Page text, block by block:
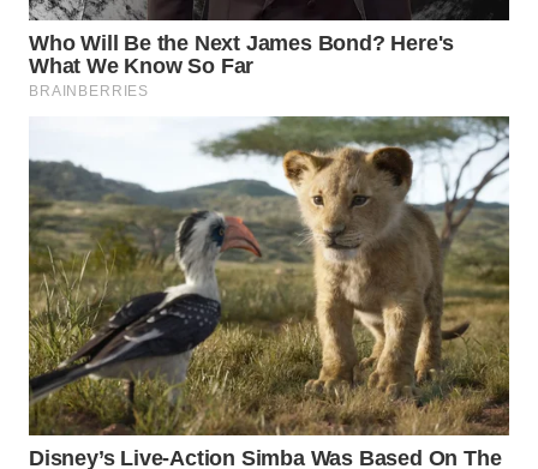
SERDANG
WN
TEBING
WN
PAKPAK
WN
KARAWANG
WN
BEKASI
WN